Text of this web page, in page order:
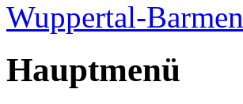
Wuppertal-Barmen
Hauptmenü